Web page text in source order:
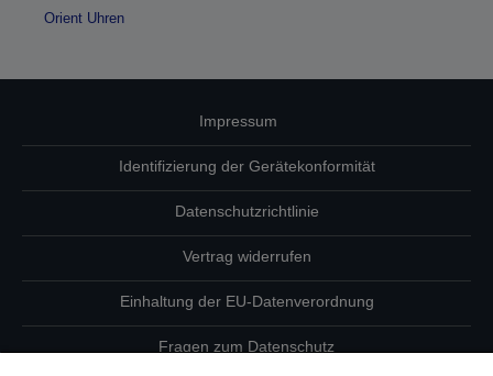
Orient Uhren
Impressum
Identifizierung der Gerätekonformität
Datenschutzrichtlinie
Vertrag widerrufen
Einhaltung der EU-Datenverordnung
Fragen zum Datenschutz